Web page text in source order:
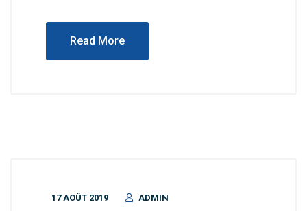
Read More
17 AOÛT 2019
ADMIN